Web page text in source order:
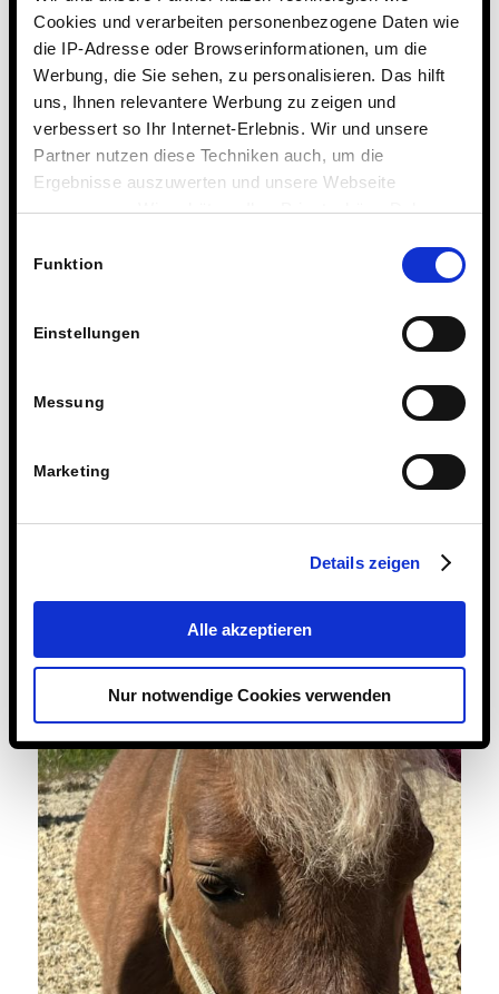
Cookies und verarbeiten personenbezogene Daten wie
die IP-Adresse oder Browserinformationen, um die
Werbung, die Sie sehen, zu personalisieren. Das hilft
uns, Ihnen relevantere Werbung zu zeigen und
verbessert so Ihr Internet-Erlebnis. Wir und unsere
Partner nutzen diese Techniken auch, um die
Ergebnisse auszuwerten und unsere Webseite
anzupassen. Wir schätzen Ihre Privatsphäre. Daher
Technologien.
Funktion
Einstellungen
Messung
Marketing
Details zeigen
Alle akzeptieren
Nur notwendige Cookies verwenden